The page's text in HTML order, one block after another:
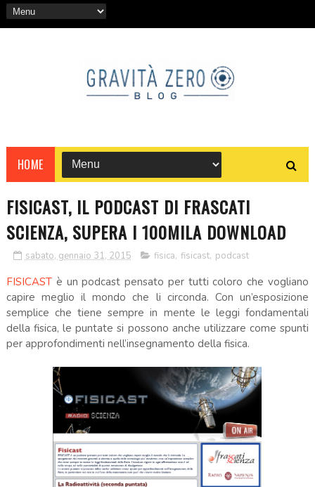
HOME
FISICAST, IL PODCAST DI FRASCATI
SCIENZA, SUPERA I 100MILA DOWNLOAD
sabato, gennaio 31, 2015 fisica, fisicast, podcast
FISICASTè un podcast pensato per tutti coloro che vogliano
capire meglio il mondo che li circonda. Con un’esposizione
semplice che tiene sempre in mente le leggi fondamentali
della fisica, le puntate si possono anche utilizzare come spunti
per approfondimenti nell’insegnamento della fisica.